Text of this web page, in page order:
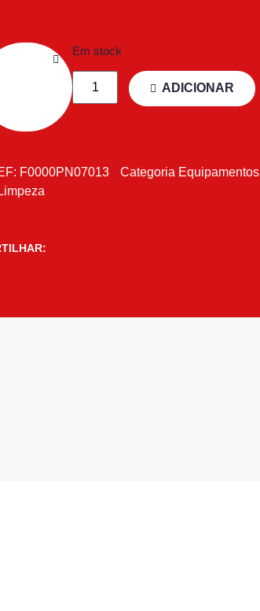
Em stock
ADICIONAR
F0000PN07013 Categoria Equipamentos